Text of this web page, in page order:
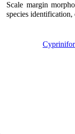
Scale margin
species